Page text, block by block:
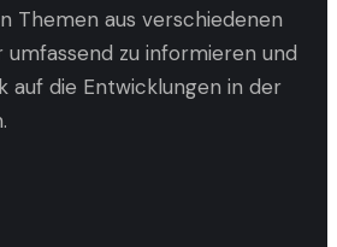
Themen aus verschiedenen
umfassend zu informieren und
auf die Entwicklungen in der